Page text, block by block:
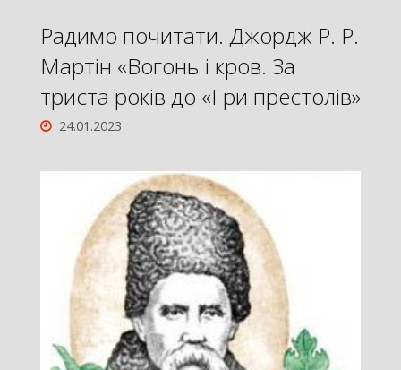
Радимо почитати. Джордж Р. Р.
Мартін «Вогонь і кров. За
триста років до «Гри престолів»
24.01.2023